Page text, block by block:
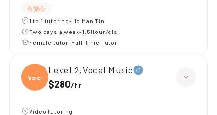
有愛心
1 to 1 tutoring-Ho Man Tin
Two days a week-1.5Hour/cls
Female tutor-Full-time Tutor
Vocal
Level 2,Vocal Music
$280/hr
Video tutoring